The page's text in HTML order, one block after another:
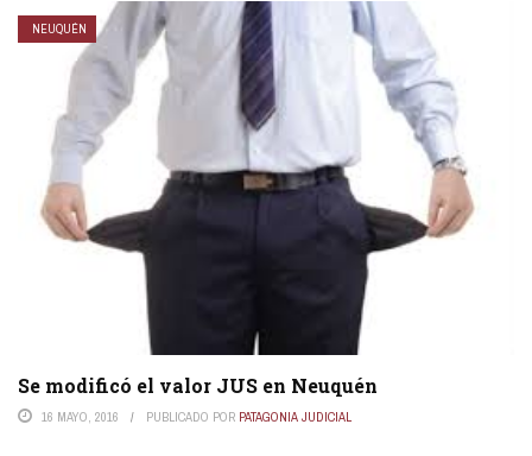
NEUQUÉN
Se modificó el valor JUS en Neuquén
16 MAYO, 2016 PUBLICADO POR PATAGONIA JUDICIAL